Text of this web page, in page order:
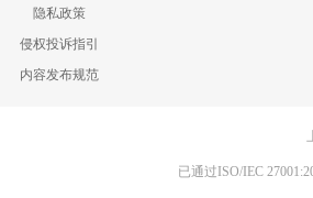
隐私政策
侵权投诉指引
内容发布规范
已通过ISO/IEC